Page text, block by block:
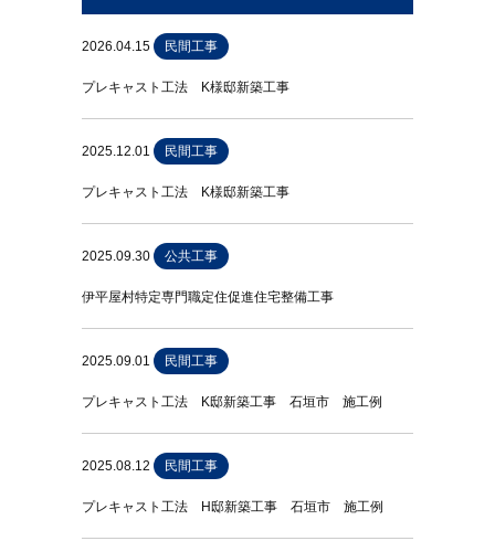
2026.04.15 民間工事
プレキャスト工法 K様邸新築工事
2025.12.01 民間工事
プレキャスト工法 K様邸新築工事
2025.09.30 公共工事
伊平屋村特定専門職定住促進住宅整備工事
2025.09.01 民間工事
プレキャスト工法 K邸新築工事 石垣市 施工例
2025.08.12 民間工事
プレキャスト工法 H邸新築工事 石垣市 施工例